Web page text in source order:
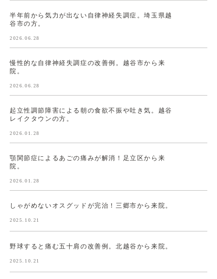
半年前から気力が出ない自律神経失調症。埼玉県越
谷市の方。
2026.06.28
慢性的な自律神経失調症の改善例。越谷市から来
院。
2026.06.28
起立性調節障害による朝の食欲不振や吐き気。越谷
レイクタウンの方。
2026.01.28
顎関節症によるあごの痛みが解消！足立区から来
院。
2026.01.28
しゃがめないオスグッドが完治！三郷市から来院。
2025.10.21
野球すると痛む五十肩の改善例。北越谷から来院。
2025.10.21